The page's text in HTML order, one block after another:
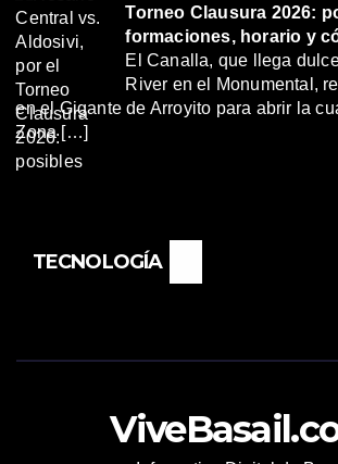
Torneo Clausura 2026:
formaciones, horario y
El Canalla, que llega
River en el Monumental,
en el Gigante de Arroyito para abrir la
Zona […]
TECNOLOGÍA